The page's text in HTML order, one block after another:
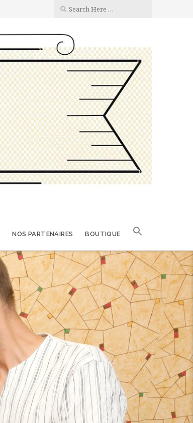
NOS PARTENAIRES BOUTIQUE